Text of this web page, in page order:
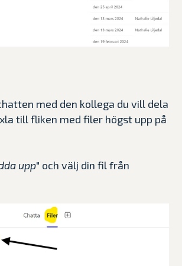
med den kollega du vill dela
till fliken med filer högst upp på
upp" och välj din fil från